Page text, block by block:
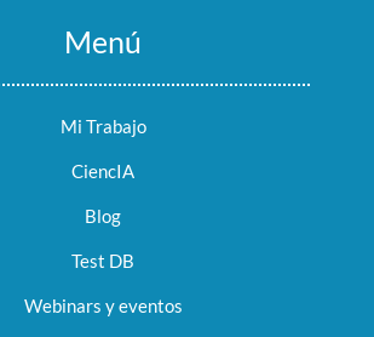
Menú
Mi Trabajo
CiencIA
Blog
Test DB
Webinars y eventos